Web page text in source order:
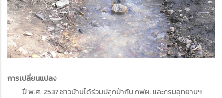
การเปลี่ยนแปลง
ปี พ.ศ. 2537 ชาวบ้านได้ร่วมปลูกป่ากับ กฟผ. และกรมอุทยานฯ